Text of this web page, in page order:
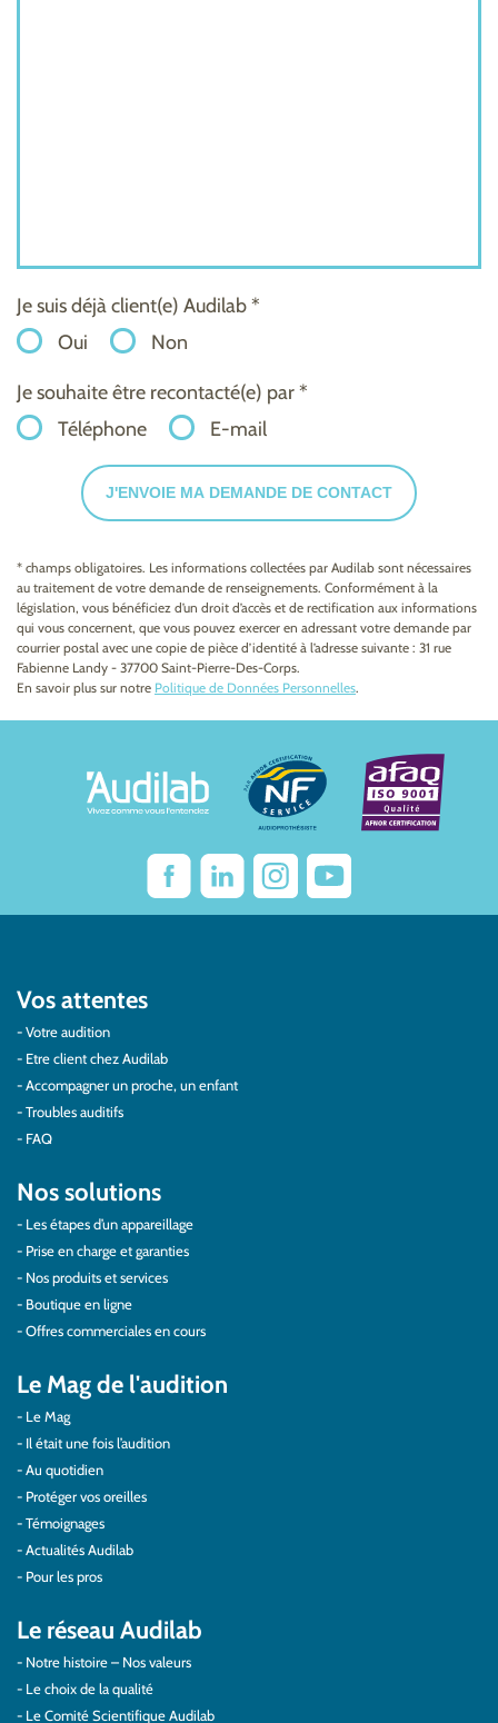
Je suis déjà client(e) Audilab *
Oui
Non
Je souhaite être recontacté(e) par *
Téléphone
E-mail
J'ENVOIE MA DEMANDE DE CONTACT
* champs obligatoires. Les informations collectées par Audilab sont nécessaires
au traitement de votre demande de renseignements. Conformément à la
législation, vous bénéficiez d’un droit d’accès et de rectification aux informations
qui vous concernent, que vous pouvez exercer en adressant votre demande par
courrier postal avec une copie de pièce d’identité à l’adresse suivante : 31 rue
Fabienne Landy - 37700 Saint-Pierre-Des-Corps.
En savoir plus sur notre Politique de Données Personnelles.
Vos attentes
Votre audition
Etre client chez Audilab
Accompagner un proche, un enfant
Troubles auditifs
FAQ
Nos solutions
Les étapes d’un appareillage
Prise en charge et garanties
Nos produits et services
Boutique en ligne
Offres commerciales en cours
Le Mag de l'audition
Le Mag
Il était une fois l’audition
Au quotidien
Protéger vos oreilles
Témoignages
Actualités Audilab
Pour les pros
Le réseau Audilab
Notre histoire – Nos valeurs
Le choix de la qualité
Le Comité Scientifique Audilab